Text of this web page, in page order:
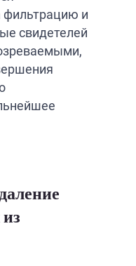
фильтрацию и
свидетелей